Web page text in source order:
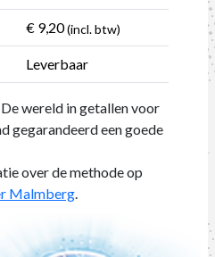
€ 9,20(incl. btw)
Leverbaar
wereld in getallen voor
gegarandeerd een goede
over de methode op
Malmberg.